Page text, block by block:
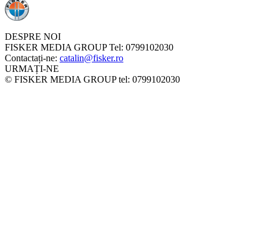
DESPRE NOI
FISKER MEDIA GROUP Tel: 0799102030
Contactați-ne: catalin@fisker.ro
URMAȚI-NE
© FISKER MEDIA GROUP tel: 0799102030